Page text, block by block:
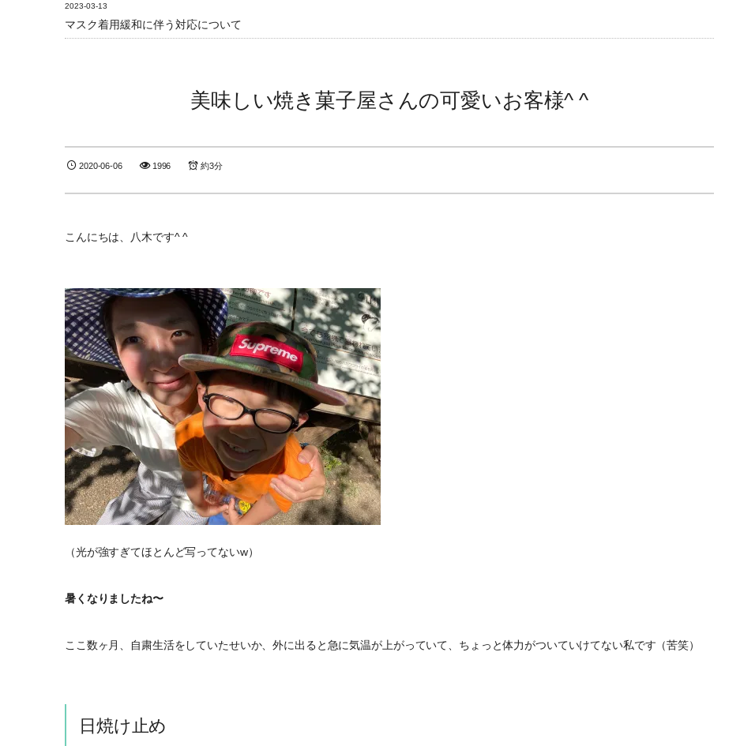
2023-03-13
マスク着用緩和に伴う対応について
美味しい焼き菓子屋さんの可愛いお客様^ ^
2020-06-06 1996 約3分
こんにちは、八木です^ ^
（光が強すぎてほとんど写ってないw）
暑くなりましたね〜
ここ数ヶ月、自粛生活をしていたせいか、外に出ると急に気温が上がっていて、ちょっと体力がついていけてない私です（苦笑）
日焼け止め